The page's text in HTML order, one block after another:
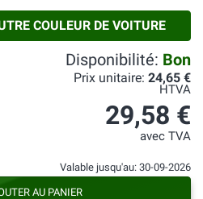
COULEUR DE VOITURE
Disponibilité: Bon
Prix unitaire: 24,65 €
HTVA
29,58 €
avec TVA
Valable jusqu'au: 30-09-2026
AU PANIER